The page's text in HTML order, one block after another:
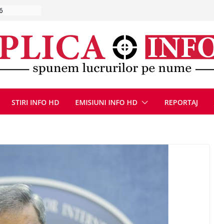
din
cu
DIN
STIRI INFO HD EMISIUNI INFO HD REPORTAJ